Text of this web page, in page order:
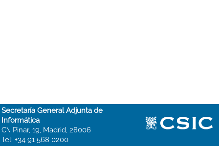
Secretaría General Adjunta de
Informática
C\ Pinar, 19, Madrid, 28006
Tel: +34 91 568 0200